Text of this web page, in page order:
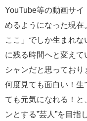
YouTube等の動画サ
めるようになった現在
ここ」でしか生まれ
に残る時間へと変え
シャンだと思っており
何度見ても面白い！
ても元気になれる！と
ンとする”芸人”を目指